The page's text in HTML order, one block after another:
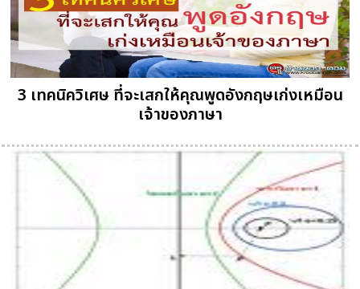
3 เทคนิควิเศษ ที่จะเสกให้คุณพูดอังกฤษเก่งเหมือน
เจ้าของภาษา